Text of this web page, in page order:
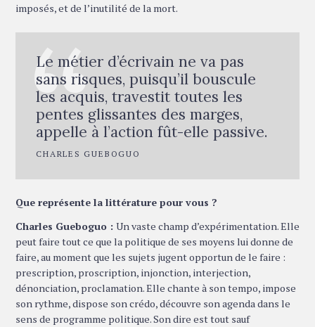
imposés, et de l’inutilité de la mort.
Le métier d’écrivain ne va pas
sans risques, puisqu’il bouscule
les acquis, travestit toutes les
pentes glissantes des marges,
appelle à l’action fût-elle passive.
CHARLES GUEBOGUO
Que représente la littérature pour vous ?
Charles Gueboguo : Un vaste champ d’expérimentation. Elle
peut faire tout ce que la politique de ses moyens lui donne de
faire, au moment que les sujets jugent opportun de le faire :
prescription, proscription, injonction, interjection,
dénonciation, proclamation. Elle chante à son tempo, impose
son rythme, dispose son crédo, découvre son agenda dans le
sens de programme politique. Son dire est tout sauf